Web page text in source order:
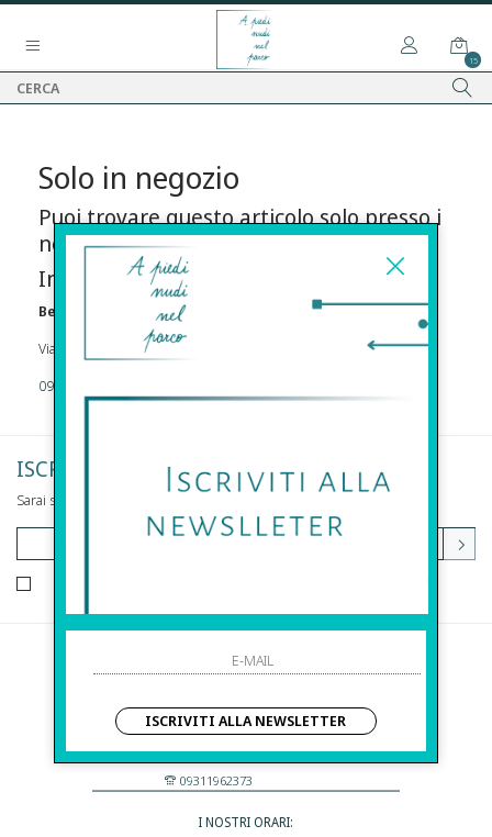
15
Solo in negozio
Puoi trovare questo articolo solo presso i
nostri punti vendita:
Info contatti
Before s.r.l.s.
Via Della Maestranza , 23 96100 Siracusa
09311962373
ISCRIVITI ALLA NEWSLETTER
Sarai sempre aggiornato su offerte e promozioni.
Before S.r.l.s.
Via Della Maestranza , 23
96100 Siracusa - Italia
Eshop@apiedinudinelparcoboutique.com
09311962373
I NOSTRI ORARI:
ISCRIVITI ALLA NEWSLETTER